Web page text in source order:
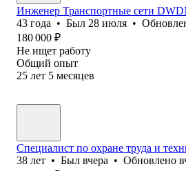
Инженер Транспортные сети
43 года • Был 28 июля •
180 000 ₽
Не ищет работу
Общий опыт
25 лет 5 месяцев
Специалист по охране труда и
38 лет • Был вчера • Обновлено